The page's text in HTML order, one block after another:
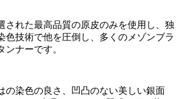
された最高品質の原皮のみを使用し、独
色技術で他を圧倒し、多くのメゾンブラ
ンナーです。
の染色の良さ、凹凸のない美しい銀面